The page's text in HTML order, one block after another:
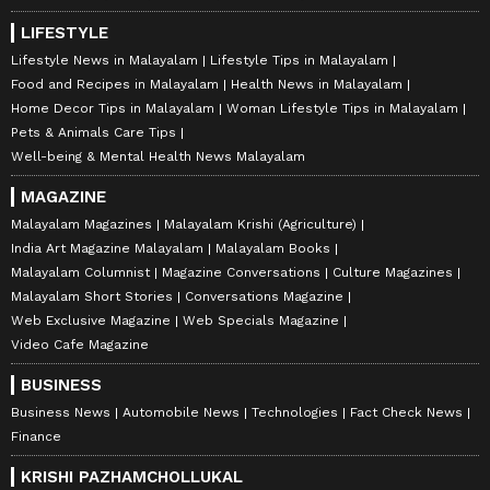
LIFESTYLE
Lifestyle News in Malayalam
Lifestyle Tips in Malayalam
Food and Recipes in Malayalam
Health News in Malayalam
Home Decor Tips in Malayalam
Woman Lifestyle Tips in Malayalam
Pets & Animals Care Tips
Well-being & Mental Health News Malayalam
MAGAZINE
Malayalam Magazines
Malayalam Krishi (Agriculture)
India Art Magazine Malayalam
Malayalam Books
Malayalam Columnist
Magazine Conversations
Culture Magazines
Malayalam Short Stories
Conversations Magazine
Web Exclusive Magazine
Web Specials Magazine
Video Cafe Magazine
BUSINESS
Business News Automobile News Technologies
Fact Check News
Finance
KRISHI PAZHAMCHOLLUKAL